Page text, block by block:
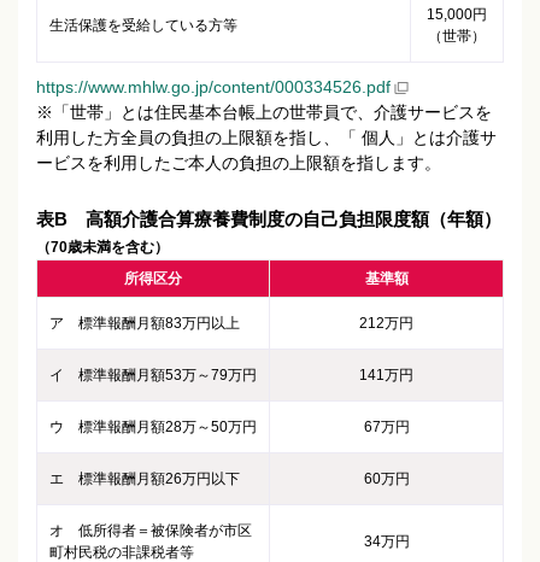
生活保護を受給している方等
15,000円
（世帯）
https://www.mhlw.go.jp/content/000334526.pdf
※「世帯」とは住民基本台帳上の世帯員で、介護サービスを
利用した方全員の負担の上限額を指し、「 個人」とは介護サ
ービスを利用したご本人の負担の上限額を指します。
表B 高額介護合算療養費制度の自己負担限度額（年額）
（70歳未満を含む）
所得区分
基準額
ア 標準報酬月額83万円以上 212万円
イ 標準報酬月額53万～79万円 141万円
ウ 標準報酬月額28万～50万円 67万円
エ 標準報酬月額26万円以下 60万円
オ 低所得者＝被保険者が市区
町村民税の非課税者等
34万円